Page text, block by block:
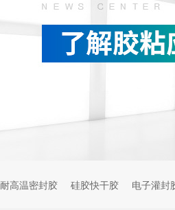
耐高温密封胶 硅胶快干胶 电子灌封